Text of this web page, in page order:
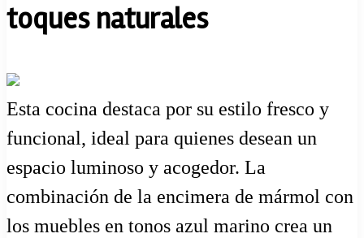
toques naturales
Esta cocina destaca por su estilo fresco y
funcional, ideal para quienes desean un
espacio luminoso y acogedor. La
combinación de la encimera de mármol con
los muebles en tonos azul marino crea un